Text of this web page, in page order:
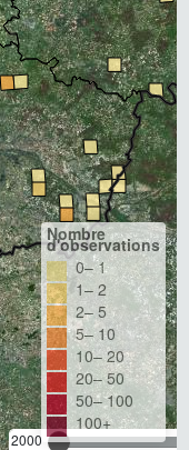
2000
Nombre
d'observations
0– 1
1– 2
2– 5
5– 10
10– 20
20– 50
50– 100
100+